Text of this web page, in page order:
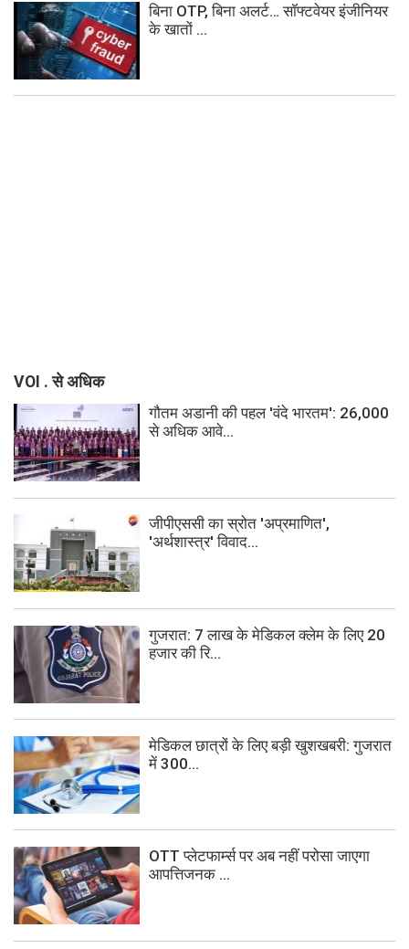
बिना OTP, बिना अलर्ट… सॉफ्टवेयर इंजीनियर
के खातों ...
VOI . से अधिक
गौतम अडानी की पहल 'वंदे भारतम': 26,000
से अधिक आवे...
जीपीएससी का स्रोत 'अप्रमाणित',
'अर्थशास्त्र' विवाद...
गुजरात: 7 लाख के मेडिकल क्लेम के लिए 20
हजार की रि...
मेडिकल छात्रों के लिए बड़ी खुशखबरी: गुजरात
में 300...
OTT प्लेटफार्म्स पर अब नहीं परोसा जाएगा
आपत्तिजनक ...